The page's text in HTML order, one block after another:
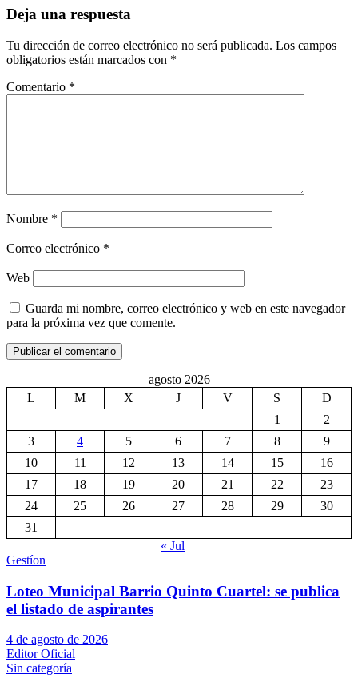
Deja una respuesta
Tu dirección de correo electrónico no será publicada. Los campos
obligatorios están marcados con *
Comentario *
Nombre *
Correo electrónico *
Web
Guarda mi nombre, correo electrónico y web en este navegador
para la próxima vez que comente.
agosto 2026
L
M X J V S
D
1
2
3
4 5 6 7 8
9
10
11 12 13 14 15
16
17
18 19 20 21 22
23
24
25 26 27 28 29
30
31
« Jul
Gestíon
Loteo Municipal Barrio Quinto Cuartel: se publica
el listado de aspirantes
4 de agosto de 2026
Editor Oficial
Sin categoría